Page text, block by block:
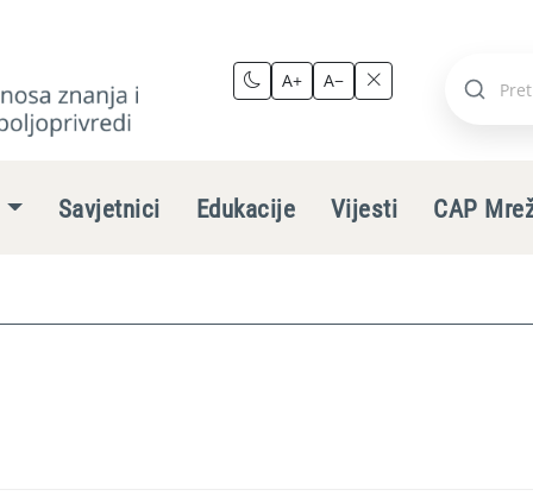
A+ A−
Pretraži
Savjetnici Edukacije Vijesti CAP